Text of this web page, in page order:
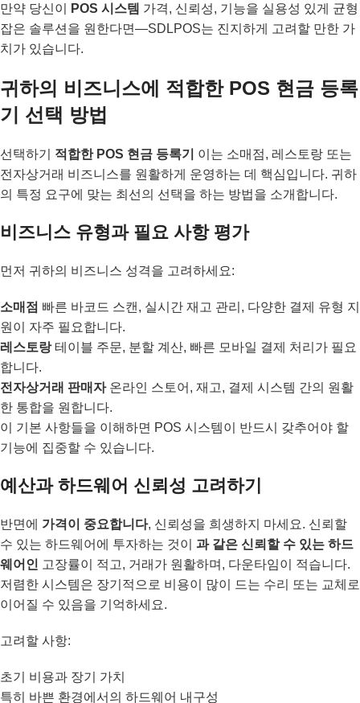
만약 당신이
POS 시스템 가격, 신뢰성, 기능을 실용성 있게 균형
잡은 솔루션을 원한다면—SDLPOS는 진지하게 고려할 만한 가
치가 있습니다.
귀하의 비즈니스에 적합한 POS 현금 등록
기 선택 방법
선택하기 적합한 POS 현금 등록기
이는 소매점, 레스토랑 또는
전자상거래 비즈니스를 원활하게 운영하는 데 핵심입니다. 귀하
의 특정 요구에 맞는 최선의 선택을 하는 방법을 소개합니다.
비즈니스 유형과 필요 사항 평가
먼저 귀하의 비즈니스 성격을 고려하세요:
소매점 빠른 바코드 스캔, 실시간 재고 관리, 다양한 결제 유형 지
원이 자주 필요합니다.
레스토랑테이블 주문, 분할 계산, 빠른 모바일 결제 처리가 필요
합니다.
전자상거래 판매자온라인 스토어, 재고, 결제 시스템 간의 원활
한 통합을 원합니다.
이 기본 사항들을 이해하면 POS 시스템이 반드시 갖추어야 할
기능에 집중할 수 있습니다.
예산과 하드웨어 신뢰성 고려하기
반면에 가격이 중요합니다, 신뢰성을 희생하지 마세요. 신뢰할
수 있는 하드웨어에 투자하는 것이 과 같은 신뢰할 수 있는 하드
웨어인 고장률이 적고, 거래가 원활하며, 다운타임이 적습니다.
저렴한 시스템은 장기적으로 비용이 많이 드는 수리 또는 교체로
이어질 수 있음을 기억하세요.
고려할 사항:
초기 비용과 장기 가치
특히 바쁜 환경에서의 하드웨어 내구성